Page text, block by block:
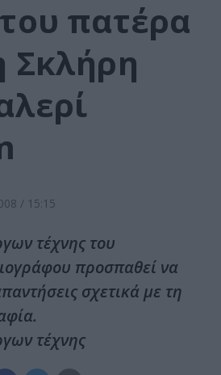
πατέρα
Σκλήρη
/ 15:15
τέχνης του
προσπαθεί να
σχετικά με τη
τέχνης